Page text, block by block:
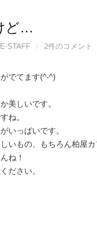
ど…
STAFF / 2件のコメント
でてます(^-^)
美しいです。
ね。
いっぱいです。
いもの、もちろん柏屋カ
ね！
ださい。